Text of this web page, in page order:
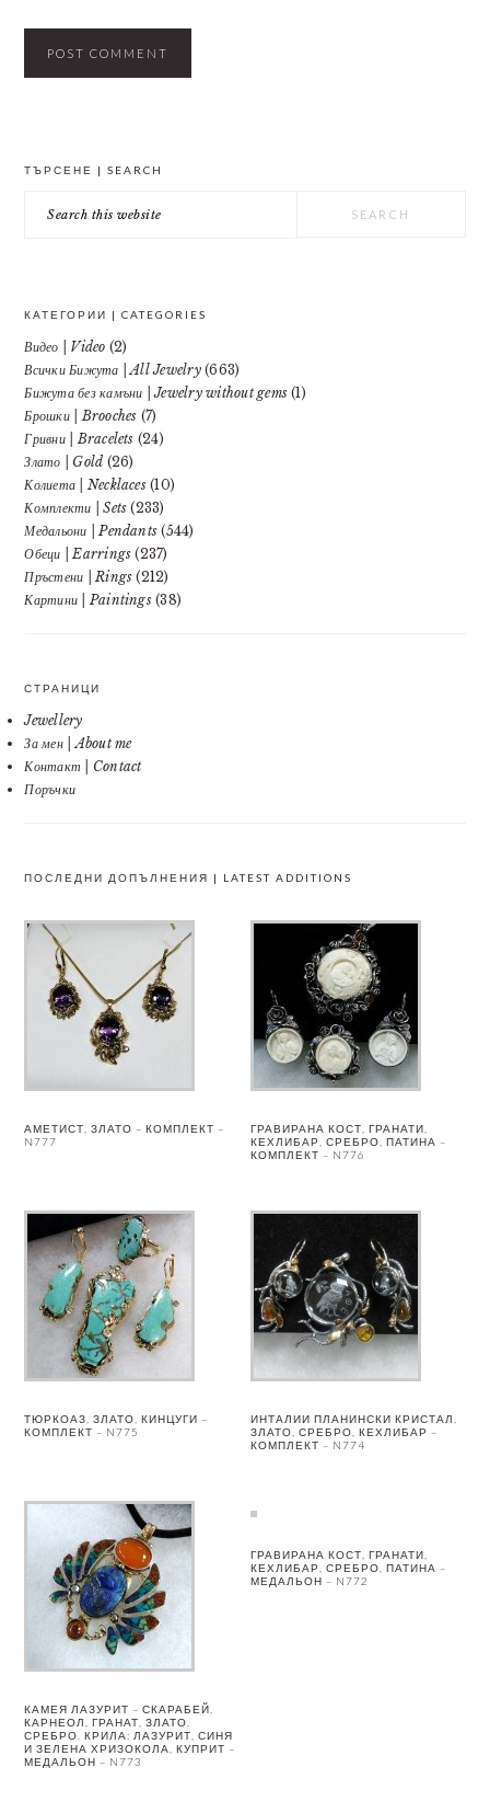
ТЪРСЕНЕ | SEARCH
this
КАТЕГОРИИ | CATEGORIES
Видео | Video (2)
Всички Бижута | All Jewelry(663)
Бижута без камъни | Jewelry without gems (1)
Брошки | Brooches (7)
Гривни | Bracelets (24)
Злато | Gold (26)
Колиета | Necklaces(10)
Комплекти | Sets (233)
Медальони | Pendants (544)
Обеци | Earrings (237)
Пръстени | Rings (212)
Картини | Paintings(38)
СТРАНИЦИ
Jewellery
За мен | About me
Контакт | Contact
Поръчки
ПОСЛЕДНИ ДОПЪЛНЕНИЯ | LATEST ADDITIONS
АМЕТИСТ, ЗЛАТО – КОМПЛЕКТ –
N777
ГРАВИРАНА КОСТ, ГРАНАТИ,
КЕХЛИБАР, СРЕБРО, ПАТИНА –
КОМПЛЕКТ – N776
ТЮРКОАЗ, ЗЛАТО, КИНЦУГИ –
КОМПЛЕКТ – N775
ИНТАЛИИ ПЛАНИНСКИ КРИСТАЛ,
ЗЛАТО, СРЕБРО, КЕХЛИБАР –
КОМПЛЕКТ – N774
КАМЕЯ ЛАЗУРИТ – СКАРАБЕЙ,
КАРНЕОЛ, ГРАНАТ, ЗЛАТО,
СРЕБРО. КРИЛА: ЛАЗУРИТ, СИНЯ
И ЗЕЛЕНА ХРИЗОКОЛА, КУПРИТ –
МЕДАЛЬОН – N773
ГРАВИРАНА КОСТ, ГРАНАТИ,
КЕХЛИБАР, СРЕБРО, ПАТИНА –
МЕДАЛЬОН – N772